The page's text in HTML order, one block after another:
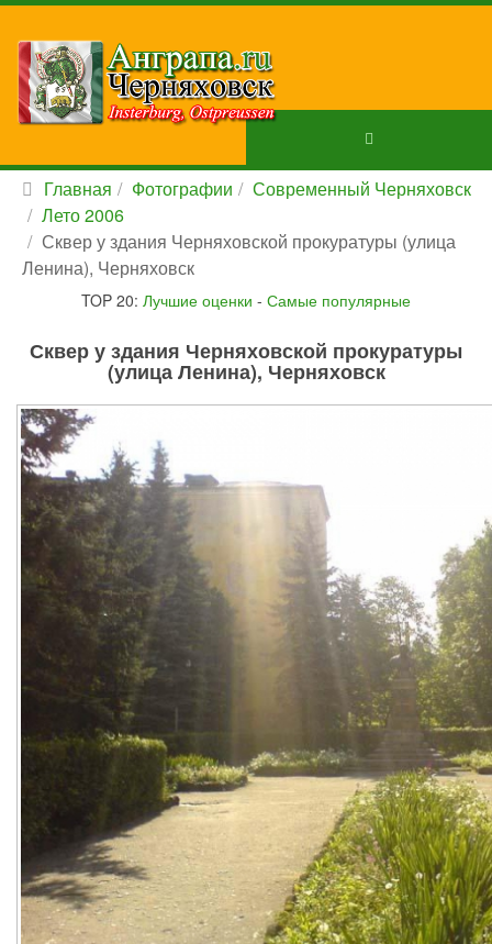
Главная Фотографии
Современный Черняховск
Лето 2006
Сквер у здания Черняховской прокуратуры (улица
Ленина), Черняховск
TOP 20: Лучшие оценки - Самые популярные
Сквер у здания Черняховской прокуратуры
(улица Ленина), Черняховск